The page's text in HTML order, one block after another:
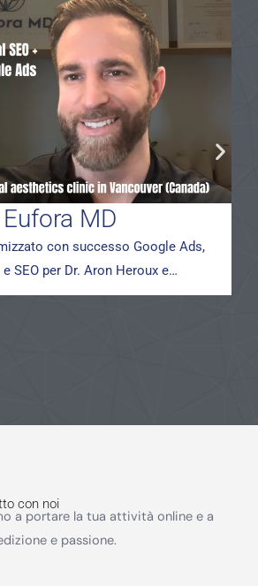
Eufora MD
con successo Google Ads,
SEO per Dr. Aron Heroux e…
con noi
a portare la tua attività online e a
e passione.